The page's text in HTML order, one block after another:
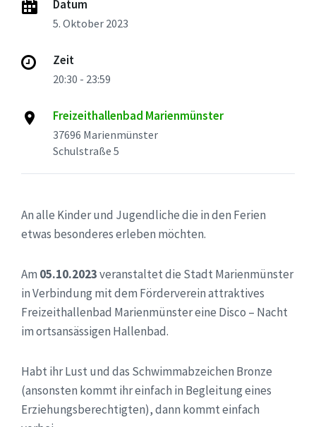
Datum
5. Oktober 2023
Zeit
20:30 - 23:59
Freizeithallenbad Marienmünster
37696 Marienmünster
Schulstraße 5
An alle Kinder und Jugendliche die in den Ferien
etwas besonderes erleben möchten.
Am 05.10.2023veranstaltet die Stadt Marienmünster
in Verbindung mit dem Förderverein attraktives
Freizeithallenbad Marienmünster eine Disco – Nacht
im ortsansässigen Hallenbad.
Habt ihr Lust und das Schwimmabzeichen Bronze
(ansonsten kommt ihr einfach in Begleitung eines
Erziehungsberechtigten), dann kommt einfach